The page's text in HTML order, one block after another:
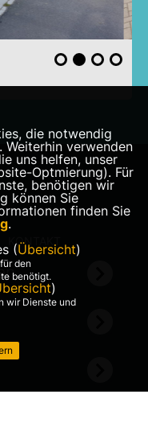
KONTAKT
die notwendig
Weiterhin verwenden
uns helfen, unser
Optmierung). Für
benötigen wir
können Sie
finden Sie
.
(Übersicht)
den
benötigt.
)
wir Dienste und